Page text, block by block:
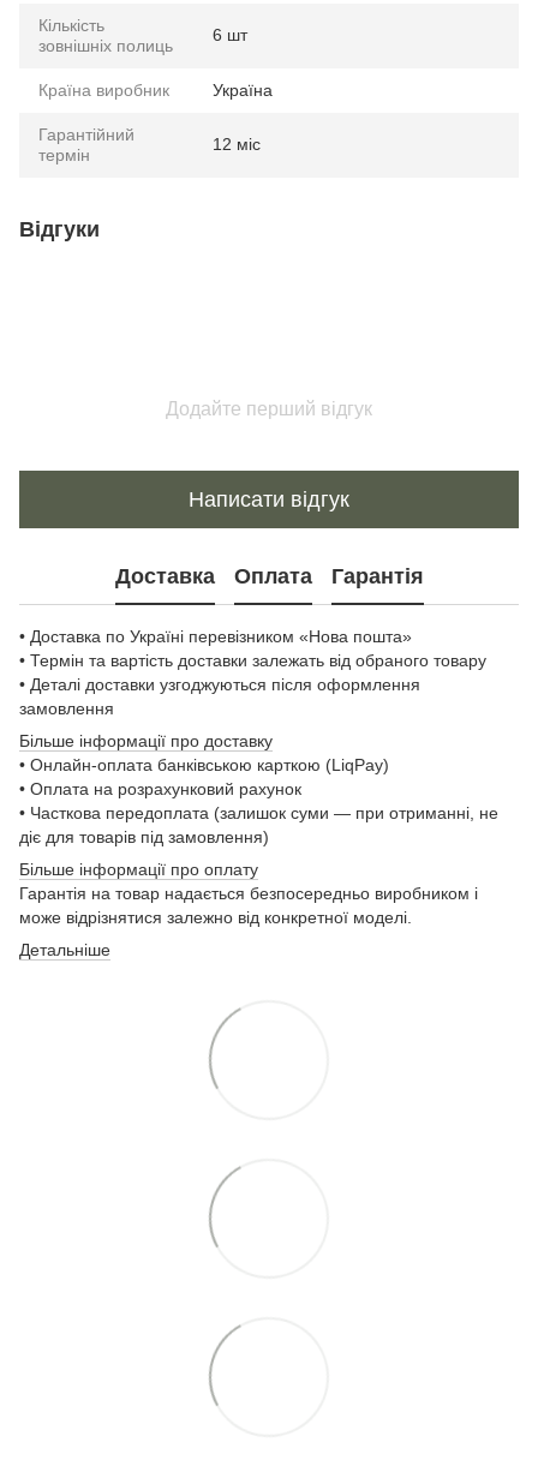
Кількість
зовнішніх полиць
6 шт
Країна виробник Україна
Гарантійний
термін
12 міс
Відгуки
Додайте перший відгук
Написати відгук
Доставка Оплата Гарантія
• Доставка по Україні перевізником «Нова пошта»
• Термін та вартість доставки залежать від обраного товару
• Деталі доставки узгоджуються після оформлення
замовлення
Більше інформації про доставку
• Онлайн-оплата банківською карткою (LiqPay)
• Оплата на розрахунковий рахунок
• Часткова передоплата (залишок суми — при отриманні, не
діє для товарів під замовлення)
Більше інформації про оплату
Гарантія на товар надається безпосередньо виробником і
може відрізнятися залежно від конкретної моделі.
Детальніше